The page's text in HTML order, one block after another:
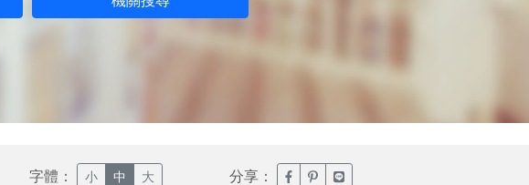
字體： 小 中 大 分享： 臉書分享(另開新視窗)
噗浪分享(另開新視窗)
Line分享(另開新視窗)